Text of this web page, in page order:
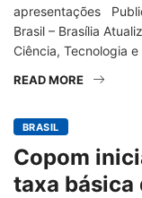
apresentações
Brasil – Brasília
Ciência, Tecnologia
READ MORE
BRASIL
Copom
taxa básica